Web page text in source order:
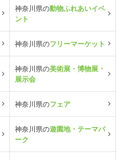
神奈川県の動物ふれあいイベ
ント
神奈川県のフリーマーケット
神奈川県の美術展・博物展・
展示会
神奈川県のフェア
神奈川県の遊園地・テーマパ
ーク